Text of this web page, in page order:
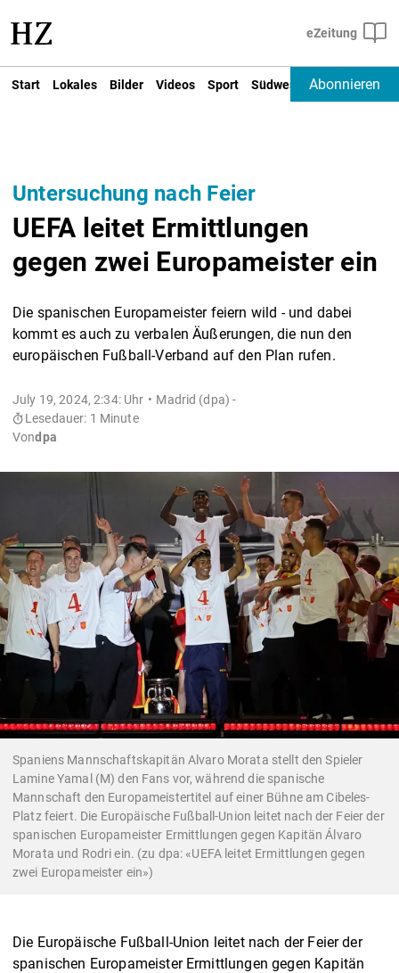
Start Lokales Bilder Videos Sport Südwest Deutschland
Abonnieren
Untersuchung nach Feier
UEFA leitet Ermittlungen
gegen zwei Europameister ein
Die spanischen Europameister feiern wild - und dabei
kommt es auch zu verbalen Äußerungen, die nun den
europäischen Fußball-Verband auf den Plan rufen.
July 19, 2024, 2:34: Uhr
Madrid (dpa) -
Lesedauer: 1 Minute
Vondpa
Spaniens Mannschaftskapitän Alvaro Morata stellt den Spieler
Lamine Yamal (M) den Fans vor, während die spanische
Mannschaft den Europameistertitel auf einer Bühne am Cibeles-
Platz feiert. Die Europäische Fußball-Union leitet nach der Feier der
spanischen Europameister Ermittlungen gegen Kapitän Álvaro
Morata und Rodri ein. (zu dpa: «UEFA leitet Ermittlungen gegen
zwei Europameister ein»)
Die Europäische Fußball-Union leitet nach der Feier der
spanischen Europameister Ermittlungen gegen Kapitän